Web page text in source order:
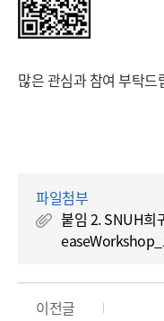
많은 관심과 참여 부탁드
파일첨부
붙임 2. SNUH희
이전글